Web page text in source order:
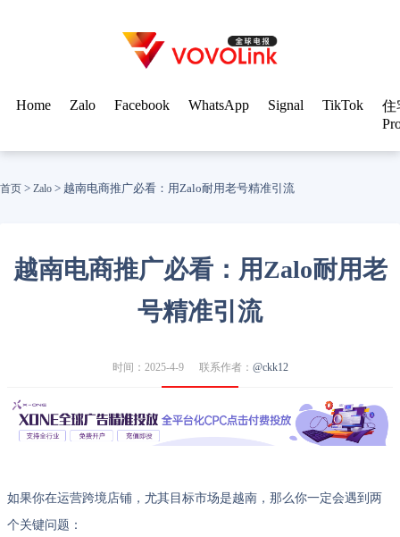
Home Zalo Facebook WhatsApp Signal TikTok
住
首页 > Zalo > 越南电商推广必看：用Zalo耐用老号精准引流
越南电商推广必看：用Zalo耐用老
号精准引流
时间：2025-4-9 联系作者： @ckk12
如果你在运营跨境店铺，尤其目标市场是越南，那么你一定会遇到两
个关键问题：